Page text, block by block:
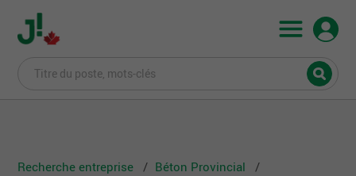
Recherche entreprise
Béton Provincial